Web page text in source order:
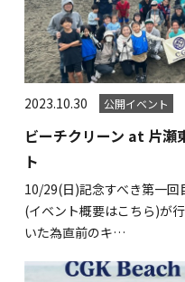
2023.10.30 公開イベント
ビーチクリーン at 片瀬
ト
10/29(日)記念すべき第一回
(イベント概要はこちら)が
いた為直前のキ…